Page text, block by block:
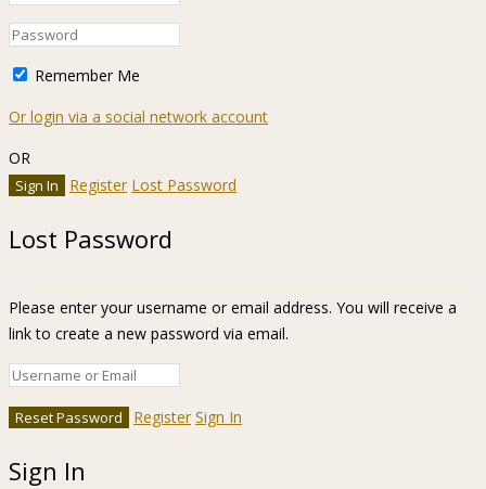
Remember Me
Or login via a social network account
OR
Register Lost Password
Lost Password
Please enter your username or email address. You will receive a
link to create a new password via email.
Register Sign In
Sign In